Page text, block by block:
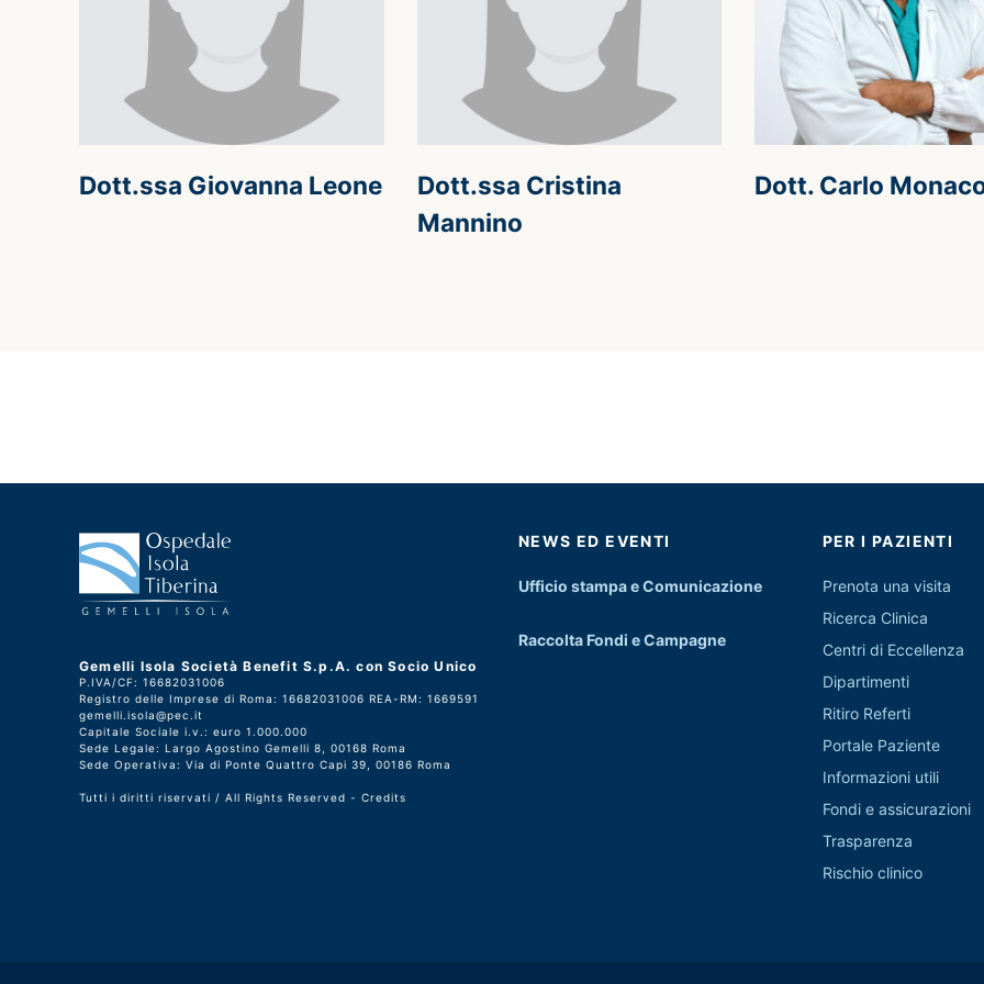
Dott.ssa Giovanna Leone
Dott.ssa Cristina
Mannino
Dott. Carlo
Gemelli Isola Società Benefit S.p.A. con Socio Unico
P.IVA/CF: 16682031006
Registro delle Imprese di Roma: 16682031006 REA-RM: 1669591
gemelli.isola@pec.it
Capitale Sociale i.v.: euro 1.000.000
Sede Legale: Largo Agostino Gemelli 8, 00168 Roma
Sede Operativa: Via di Ponte Quattro Capi 39, 00186 Roma
Tutti i diritti riservati / All Rights Reserved - Credits
NEWS ED EVENTI
Ufficio stampa e Comunicazione
Raccolta Fondi e Campagne
PER I PAZIENTI
Prenota una visita
Ricerca Clinica
Centri di Eccellenza
Dipartimenti
Ritiro Referti
Portale Paziente
Informazioni utili
Fondi e assicurazioni
Trasparenza
Rischio clinico